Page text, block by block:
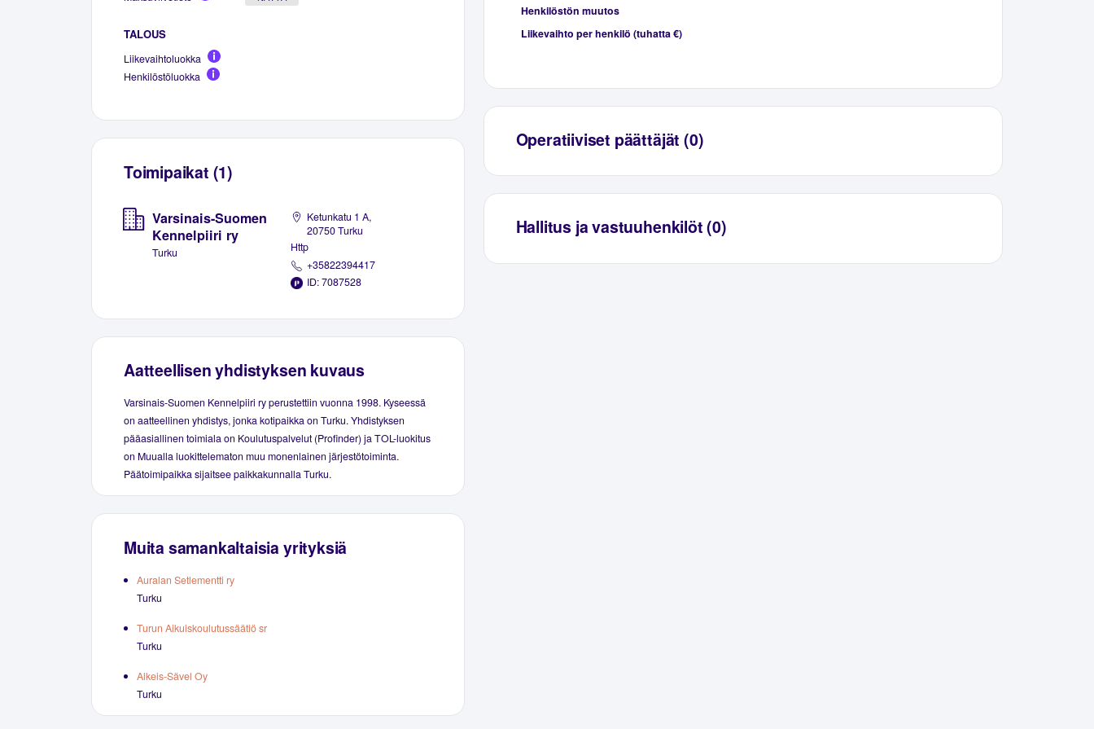
TALOUS
Liikevaihtoluokka
Henkilöstöluokka
Toimipaikat (1)
Varsinais-Suomen
Kennelpiiri ry
Turku
Ketunkatu 1 A,
20750 Turku
Http
+35822394417
ID: 7087528
Aatteellisen yhdistyksen kuvaus
Varsinais-Suomen Kennelpiiri ry perustettiin vuonna 1998. Kyseessä
on aatteellinen yhdistys, jonka kotipaikka on Turku. Yhdistyksen
pääasiallinen toimiala on Koulutuspalvelut (Profinder) ja TOL-luokitus
on Muualla luokittelematon muu monenlainen järjestötoiminta.
Päätoimipaikka sijaitsee paikkakunnalla Turku.
Muita samankaltaisia yrityksiä
Auralan Setlementti ry
Turku
Turun Aikuiskoulutussäätiö sr
Turku
Alkeis-Sävel Oy
Turku
Henkilöstön muutos
Liikevaihto per henkilö (tuhatta €)
Operatiiviset päättäjät (0)
Hallitus ja vastuuhenkilöt (0)